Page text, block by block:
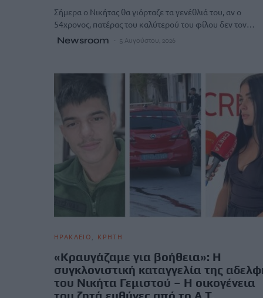
Σήμερα ο Νικήτας θα γιόρταζε τα γενέθλιά του, αν ο
54χρονος, πατέρας του καλύτερού του φίλου δεν τον…
Newsroom 5 Αυγούστου, 2026
ΗΡΑΚΛΕΙΟ ΚΡΗΤΗ
«Κραυγάζαμε για βοήθεια»: Η
συγκλονιστική καταγγελία της
του Νικήτα Γεμιστού – Η οικογένεια